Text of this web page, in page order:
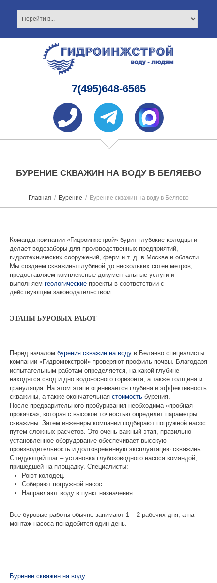
7(495)648-6565
БУРЕНИЕ СКВАЖИН НА ВОДУ В БЕЛЯЕВО
Главная Бурение Бурение скважин на воду в Беляево
Команда компании «Гидроинжстрой» бурит глубокие колодцы и
делает водозаборы для производственных предприятий,
гидротехнических сооружений, ферм и т. д. в Москве и области.
Мы создаем скважины глубиной до нескольких сотен метров,
предоставляем комплексные документальные услуги и
выполняем геологические проекты в соответствии с
действующим законодательством.
ЭТАПЫ БУРОВЫХ РАБОТ
Перед началом бурения скважин на воду в Беляево специалисты
компании «Гидроинжстрой» проверяют профиль почвы. Благодаря
испытательным работам определяется, на какой глубине
находятся свод и дно водоносного горизонта, а также толщина и
грануляция. На этом этапе оценивается глубина и эффективность
скважины, а также окончательная стоимость бурения.
После предварительного пробуривания необходима «пробная
прокачка», которая с высокой точностью определит параметры
скважины. Затем инженеры компании подбирают погружной насос
путем сложных расчетов. Это очень важный этап, правильно
установленное оборудование обеспечивает высокую
производительность и долговременную эксплуатацию скважины.
Следующий шаг – установка глубоководного насоса командой,
пришедшей на площадку. Специалисты:
Роют колодец.
Собирают погружной насос.
Направляют воду в пункт назначения.
Все буровые работы обычно занимают 1 – 2 рабочих дня, а на
монтаж насоса понадобится один день.
Бурение скважин на воду